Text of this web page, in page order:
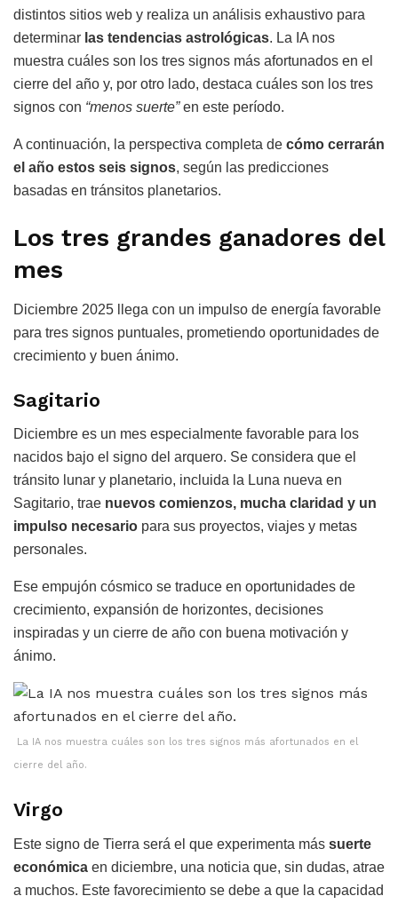
distintos sitios web y realiza un análisis exhaustivo para
determinar las tendencias astrológicas. La IA nos
muestra cuáles son los tres signos más afortunados en el
cierre del año y, por otro lado, destaca cuáles son los tres
signos con “menos suerte”en este período.
A continuación, la perspectiva completa de cómo cerrarán
el año estos seis signos, según las predicciones
basadas en tránsitos planetarios.
Los tres grandes ganadores del
mes
Diciembre 2025 llega con un impulso de energía favorable
para tres signos puntuales, prometiendo oportunidades de
crecimiento y buen ánimo.
Sagitario
Diciembre es un mes especialmente favorable para los
nacidos bajo el signo del arquero. Se considera que el
tránsito lunar y planetario, incluida la Luna nueva en
Sagitario, trae nuevos comienzos, mucha claridad y un
impulso necesario para sus proyectos, viajes y metas
personales.
Ese empujón cósmico se traduce en oportunidades de
crecimiento, expansión de horizontes, decisiones
inspiradas y un cierre de año con buena motivación y
ánimo.
La IA nos muestra cuáles son los tres signos más afortunados en el
cierre del año.
Virgo
Este signo de Tierra será el que experimenta más suerte
económica en diciembre, una noticia que, sin dudas, atrae
a muchos. Este favorecimiento se debe a que la capacidad